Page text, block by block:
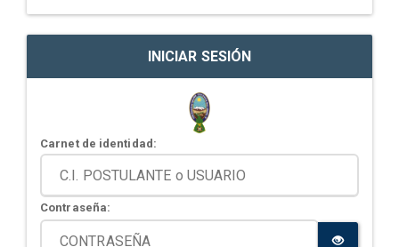
INICIAR SESIÓN
Carnet de identidad:
Contraseña: